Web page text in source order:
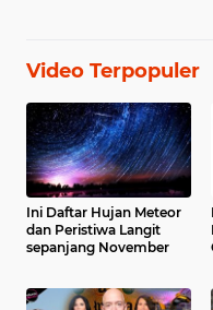
Video Terpopuler
Ini Daftar Hujan Meteor
dan Peristiwa Langit
sepanjang November